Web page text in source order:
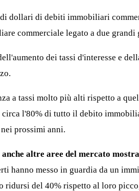
dollari di debiti immobiliari
commerciale legato a due
dei tassi d'interesse e
tassi molto più alti rispetto a
l'80% di tutto il debito
prossimi anni.
altre aree del mercato
hanno messo in guardia da un
del 40% rispetto al loro